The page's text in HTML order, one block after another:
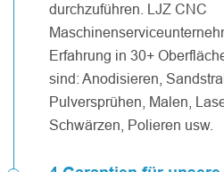
durchzuführen. LJZ CNC
Erfahrung in 30+
sind: Anodisieren,
Pulversprühen, Malen,
Schwärzen, Polieren usw.